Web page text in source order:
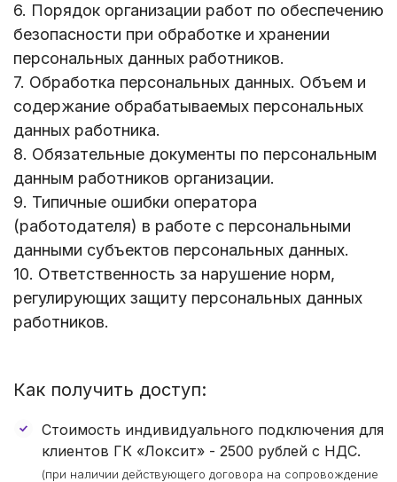
6. Порядок организации работ по обеспечению
безопасности при обработке и хранении
персональных данных работников.
7. Обработка персональных данных. Объем и
содержание обрабатываемых персональных
данных работника.
8. Обязательные документы по персональным
данным работников организации.
9. Типичные ошибки оператора
(работодателя) в работе с персональными
данными субъектов персональных данных.
10. Ответственность за нарушение норм,
регулирующих защиту персональных данных
работников.
Как получить доступ:
Стоимость индивидуального подключения для
клиентов ГК «Локсит» - 2500 рублей с НДС.
(при наличии действующего договора на сопровождение